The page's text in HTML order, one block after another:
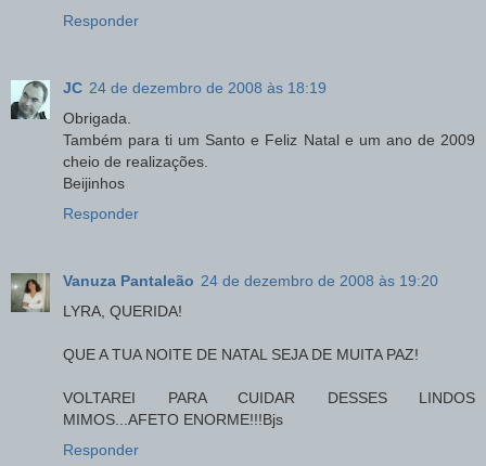
Responder
JC 24 de dezembro de 2008 às 18:19
Obrigada.
Também para ti um Santo e Feliz Natal e um ano de 2009
cheio de realizações.
Beijinhos
Responder
Vanuza Pantaleão 24 de dezembro de 2008 às 19:20
LYRA, QUERIDA!
QUE A TUA NOITE DE NATAL SEJA DE MUITA PAZ!
VOLTAREI PARA CUIDAR DESSES LINDOS
MIMOS...AFETO ENORME!!!Bjs
Responder